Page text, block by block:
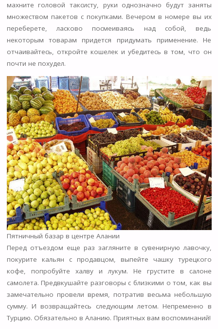
махните головой таксисту, руки однозначно будут заняты
множеством пакетов с покупками. Вечером в номере вы их
переберете, ласково посмеиваясь над собой, ведь
некоторым товарам придется придумать применение. Не
отчаивайтесь, откройте кошелек и убедитесь в том, что он
почти не похудел.
Пятничный базар в центре Алании
Перед отъездом еще раз загляните в сувенирную лавочку,
покурите кальян с продавцом, выпейте чашку турецкого
кофе, попробуйте халву и лукум. Не грустите в салоне
самолета. Предвкушайте разговоры с близкими о том, как вы
замечательно провели время, потратив весьма небольшую
сумму. И возвращайтесь следующим летом. Непременно в
Турцию. Обязательно в Аланию. Приятных вам воспоминаний!